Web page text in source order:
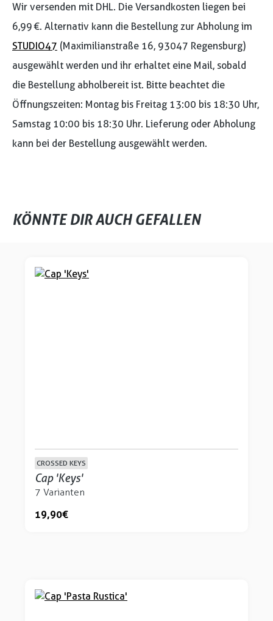
Wir versenden mit DHL. Die Versandkosten liegen bei
6,99 €. Alternativ kann die Bestellung zur Abholung im
STUDIO47 (Maximilianstraße 16, 93047 Regensburg)
ausgewählt werden und ihr erhaltet eine Mail, sobald
die Bestellung abholbereit ist. Bitte beachtet die
Öffnungszeiten: Montag bis Freitag 13:00 bis 18:30 Uhr,
Samstag 10:00 bis 18:30 Uhr. Lieferung oder Abholung
kann bei der Bestellung ausgewählt werden.
KÖNNTE DIR AUCH GEFALLEN
CROSSED KEYS
Cap 'Keys'
7 Varianten
19,90 €